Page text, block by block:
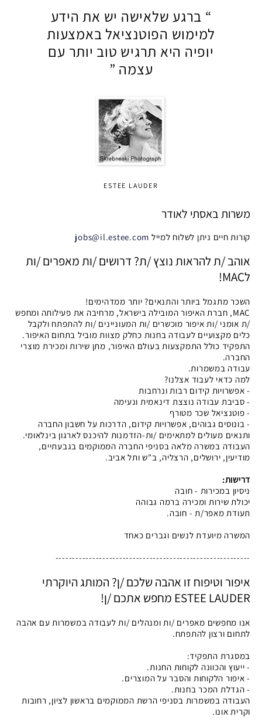
ברגע שלאישה יש את הידע
למימוש הפוטנציאל באמצעות
יופיה היא תרגיש טוב יותר עם
עצמה
ESTEE LAUDER
משרות באסתי לאודר
קורות חיים ניתן לשלוח למייל jobs@il.estee.com
אוהב /ת להראות נוצץ /ת? דרושים /ות מאפרים /ות
לMAC!
השכר מתגמל ביותר והתנאים? יותר ממדהימים!
MAC, חברת האיפור המובילה בישראל, מרחיבה את פעילותה ומחפש
/ת אומני /ות איפור מוכשרים /ות המעוניינים /ות להתפתח ולקבל
כלים מקצועיים לעבודה בחנות כחלק מצוות מוביל בתחום האיפור.
התפקיד כולל התמקצעות בעולם האיפור, מתן שירות ומכירת מוצרי
החברה.
עבודה במשמרות.
למה כדאי לעבוד אצלנו?
- אפשרויות קידום רבות ונרחבות
- סביבת עבודה נוצצת דינאמית ונעימה
- פוטנציאל שכר מטורף
- בונוסים גבוהים, אפשרויות קידום, הדרכות על חשבון החברה
ותנאים מעולים למתאימים /ות-הזדמנות להיכנס לארגון בינלאומי.
העבודה במשרה מלאה בסניפי החברה הממוקמים בגבעתיים,
מודיעין, ירושלים, הרצליה, ב"ש ותל אביב.
דרישות:
ניסיון במכירות - חובה
יכולת שירות ומכירה ברמה גבוהה
תעודת מאפר/ת - חובה.
המשרה מיועדת לנשים וגברים כאחד
----------------------------------------------------------
איפור וטיפוח זו אהבה שלכם /ן? המותג היוקרתי
ESTEE LAUDER מחפש אתכם /ן!
אנו מחפשים מאפרים /ות ומנהלים /ות לעבודה במשמרות עם אהבה
לתחום ורצון להתפתח.
במסגרת התפקיד:
- ייעוץ והכוונה לקוחות החנות.
- איפור הלקוחות והסבר על המוצרים.
- הגדלת המכר בחנות.
העבודה במשמרות בסניפי הרשת הממוקמים בראשון לציון, רחובות
וקרית אונו.